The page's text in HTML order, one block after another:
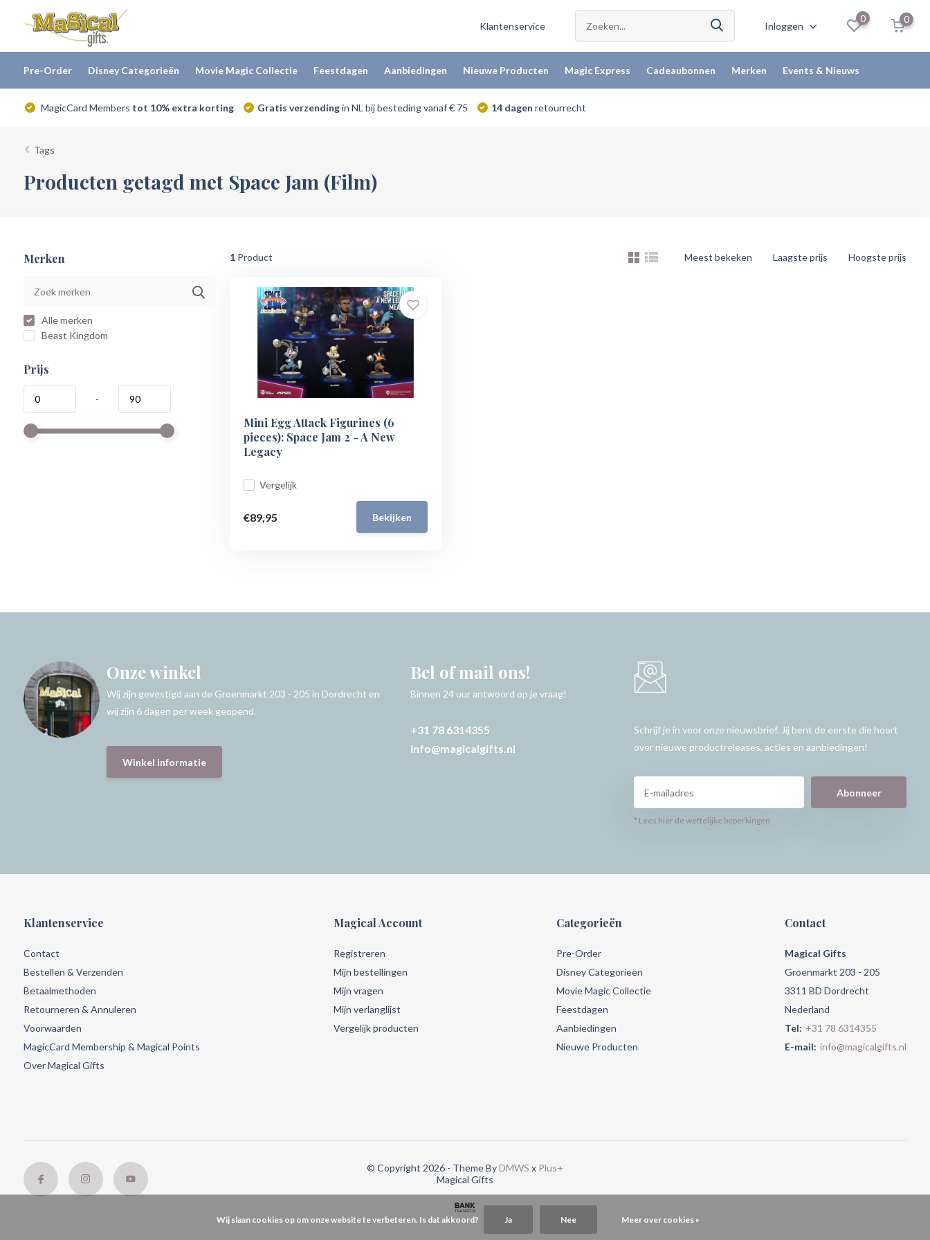
Klantenservice Inloggen
0 0
Pre-Order Disney Categorieën Movie Magic Collectie Feestdagen Aanbiedingen Nieuwe Producten Magic Express Cadeaubonnen Merken Events & Nieuws
MagicCard Members tot 10% extra korting Gratis verzendingin NL bij besteding vanaf € 75 14 dagen retourrecht
Tags
Producten getagd met Space Jam (Film)
Merken
Alle merken
Beast Kingdom
Prijs
-
1Product Meest bekeken Laagste prijs Hoogste prijs
Mini Egg Attack Figurines (6
pieces): Space Jam 2 - A New
Legacy
Vergelijk
€89,95 Bekijken
Onze winkel
Wij zijn gevestigd aan de Groenmarkt 203 - 205 in Dordrecht en
wij zijn 6 dagen per week geopend.
Winkel informatie
Bel of mail ons!
Binnen 24 uur antwoord op je vraag!
+31 78 6314355
info@magicalgifts.nl
Schrijf je in voor onze nieuwsbrief. Jij bent de eerste die hoort
over nieuwe productreleases, acties en aanbiedingen!
Abonneer
* Lees hier de wettelijke beperkingen
Klantenservice
Contact
Bestellen & Verzenden
Betaalmethoden
Retourneren & Annuleren
Voorwaarden
MagicCard Membership & Magical Points
Over Magical Gifts
Magical Account
Registreren
Mijn bestellingen
Mijn vragen
Mijn verlanglijst
Vergelijk producten
Categorieën
Pre-Order
Disney Categorieën
Movie Magic Collectie
Feestdagen
Aanbiedingen
Nieuwe Producten
Contact
Magical Gifts
Groenmarkt 203 - 205
3311 BD Dordrecht
Nederland
Tel: +31 78 6314355
E-mail: info@magicalgifts.nl
© Copyright 2026 - Theme ByDMWS x Plus+
Magical Gifts
Wij slaan cookies op om onze website te verbeteren. Is dat akkoord? Ja Nee Meer over cookies »